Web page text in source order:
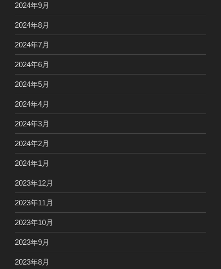
2024年9月
2024年8月
2024年7月
2024年6月
2024年5月
2024年4月
2024年3月
2024年2月
2024年1月
2023年12月
2023年11月
2023年10月
2023年9月
2023年8月